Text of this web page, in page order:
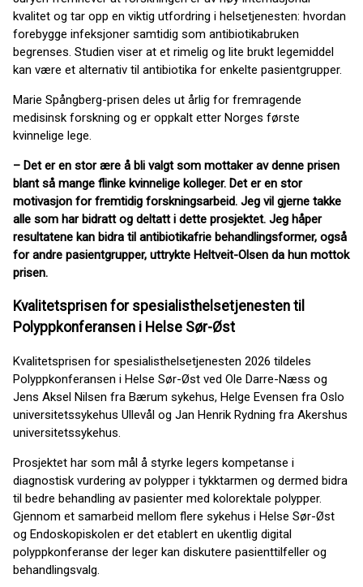
kvalitet og tar opp en viktig utfordring i helsetjenesten: hvordan
forebygge infeksjoner samtidig som antibiotikabruken
begrenses. Studien viser at et rimelig og lite brukt legemiddel
kan være et alternativ til antibiotika for enkelte pasientgrupper.
Marie Spångberg-prisen deles ut årlig for fremragende
medisinsk forskning og er oppkalt etter Norges første
kvinnelige lege.
– Det er en stor ære å bli valgt som mottaker av denne prisen
blant så mange flinke kvinnelige kolleger. Det er en stor
motivasjon for fremtidig forskningsarbeid. Jeg vil gjerne takke
alle som har bidratt og deltatt i dette prosjektet. Jeg håper
resultatene kan bidra til antibiotikafrie behandlingsformer, også
for andre pasientgrupper, uttrykte Heltveit-Olsen da hun mottok
prisen.
Kvalitetsprisen for spesialisthelsetjenesten til
Polyppkonferansen i Helse Sør-Øst
Kvalitetsprisen for spesialisthelsetjenesten 2026 tildeles
Polyppkonferansen i Helse Sør-Øst ved Ole Darre-Næss og
Jens Aksel Nilsen fra Bærum sykehus, Helge Evensen fra Oslo
universitetssykehus Ullevål og Jan Henrik Rydning fra Akershus
universitetssykehus.
Prosjektet har som mål å styrke legers kompetanse i
diagnostisk vurdering av polypper i tykktarmen og dermed bidra
til bedre behandling av pasienter med kolorektale polypper.
Gjennom et samarbeid mellom flere sykehus i Helse Sør-Øst
og Endoskopiskolen er det etablert en ukentlig digital
polyppkonferanse der leger kan diskutere pasienttilfeller og
behandlingsvalg.